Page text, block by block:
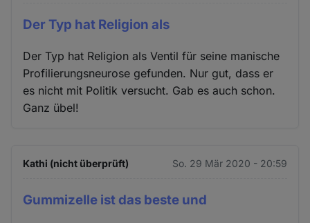
Der Typ hat Religion als
Der Typ hat Religion als Ventil für seine manische
Profilierungsneurose gefunden. Nur gut, dass er
es nicht mit Politik versucht. Gab es auch schon.
Ganz übel!
Kathi (nicht überprüft) So. 29 Mär 2020 - 20:59
Gummizelle ist das beste und